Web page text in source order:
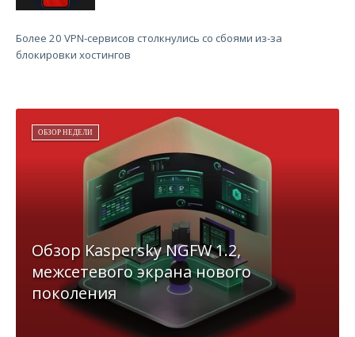
Более 20 VPN-сервисов столкнулись со сбоями из-за
блокировки хостингов
ОБЗОР НЕДЕЛИ
Обзор Kaspersky NGFW 1.2,
межсетевого экрана нового
поколения